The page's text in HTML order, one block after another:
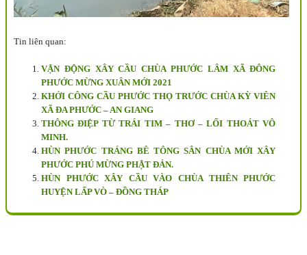
Tin liên quan:
VẬN ĐỘNG XÂY CẦU CHÙA PHƯỚC LÂM XÃ ĐÔNG
PHƯỚC MỪNG XUÂN MỚI 2021
KHỞI CÔNG CẦU PHƯỚC THỌ TRƯỚC CHÙA KỲ VIÊN
XÃ ĐA PHƯỚC – AN GIANG
THÔNG ĐIỆP TỪ TRÁI TIM – THƠ – LỐI THOÁT VÔ
MINH.
HÙN PHƯỚC TRÁNG BÊ TÔNG SÂN CHÙA MỚI XÂY
PHƯỚC PHÚ MỪNG PHẬT ĐẢN.
HÙN PHƯỚC XÂY CẦU VÀO CHÙA THIÊN PHƯỚC
HUYỆN LẤP VÒ – ĐỒNG THÁP